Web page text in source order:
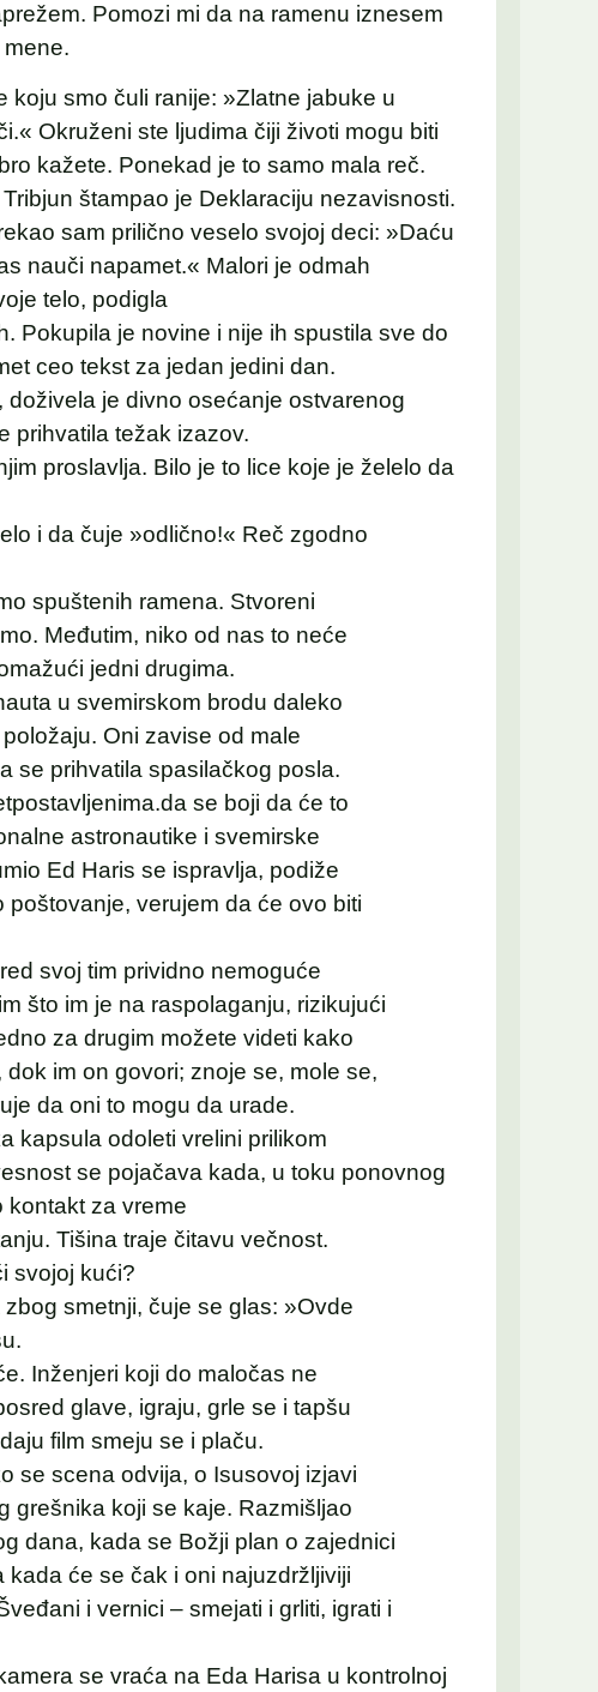
Pomozi mi da na ramenu iznesem
koju smo čuli ranije: »Zlatne jabuke u
Okruženi ste ljudima čiji životi mogu biti
kažete. Ponekad je to samo mala reč.
štampao je Deklaraciju nezavisnosti.
sam prilično veselo svojoj deci: »Daću
nauči napamet.« Malori je odmah
telo, podigla
Pokupila je novine i nije ih spustila sve do
ceo tekst za jedan jedini dan.
je divno osećanje ostvarenog
prihvatila težak izazov.
proslavlja. Bilo je to lice koje je želelo da
i da čuje »odlično!« Reč zgodno
spuštenih ramena. Stvoreni
Međutim, niko od nas to neće
jedni drugima.
u svemirskom brodu daleko
Oni zavise od male
se prihvatila spasilačkog posla.
se boji da će to
astronautike i svemirske
Ed Haris se ispravlja, podiže
verujem da će ovo biti
svoj tim prividno nemoguće
što im je na raspolaganju, rizikujući
za drugim možete videti kako
im on govori; znoje se, mole se,
da oni to mogu da urade.
kapsula odoleti vrelini prilikom
se pojačava kada, u toku ponovnog
kontakt za vreme
Tišina traje čitavu večnost.
svojoj kući?
smetnji, čuje se glas: »Ovde
Inženjeri koji do maločas ne
glave, igraju, grle se i tapšu
film smeju se i plaču.
se scena odvija, o Isusovoj izjavi
grešnika koji se kaje. Razmišljao
dana, kada se Božji plan o zajednici
će se čak i oni najuzdržljiviji
i vernici – smejati i grliti, igrati i
se vraća na Eda Harisa u kontrolnoj